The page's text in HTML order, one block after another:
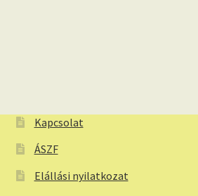
Kapcsolat
ÁSZF
Elállási nyilatkozat